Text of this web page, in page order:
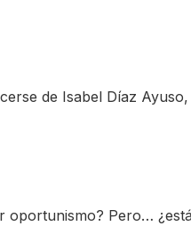
de Isabel Díaz
oportunismo? Pero…